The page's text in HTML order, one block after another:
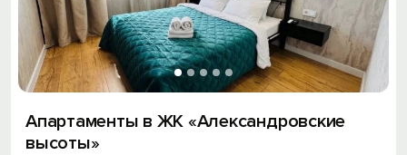
Апартаменты в ЖК «Александровские
высоты»